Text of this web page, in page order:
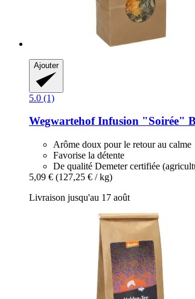
Ajouter
5.0 (1)
WegwartehofInfusion "Soirée"
Arôme doux pour le retour au calme
Favorise la détente
De qualité Demeter certifiée
5,09 € (127,25 € / kg)
Livraison jusqu'au 17 août